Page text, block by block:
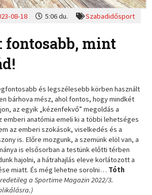
08-18 5:06 du. Szabadidősport
fontosabb, mint
és legszélesebb körben használt
bárhova mész, ahol fontos, hogy mindkét
az egyik „kézenfekvő” megoldás a
emberi anatómia emeli ki a többi lehetséges
az emberi szokások, viselkedés és a
is. Előre mozgunk, a szemünk elöl van, a
is elsősorban a testünk előtti térben
hajolni, a hátrahajlás eleve korlátozott a
miatt. És még lehetne sorolni… Tóth
a Sportime Magazin 2022/3.